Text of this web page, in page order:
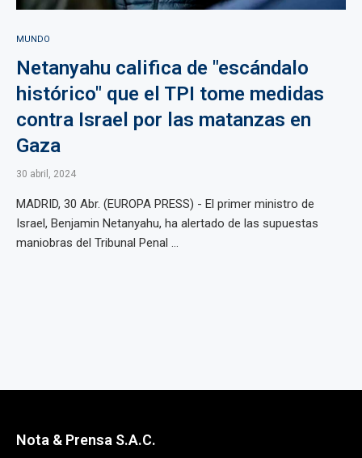
MUNDO
Netanyahu califica de "escándalo
histórico" que el TPI tome medidas
contra Israel por las matanzas en
Gaza
30 abril, 2024
MADRID, 30 Abr. (EUROPA PRESS) - El primer ministro de
Israel, Benjamin Netanyahu, ha alertado de las supuestas
maniobras del Tribunal Penal ...
Nota & Prensa S.A.C.